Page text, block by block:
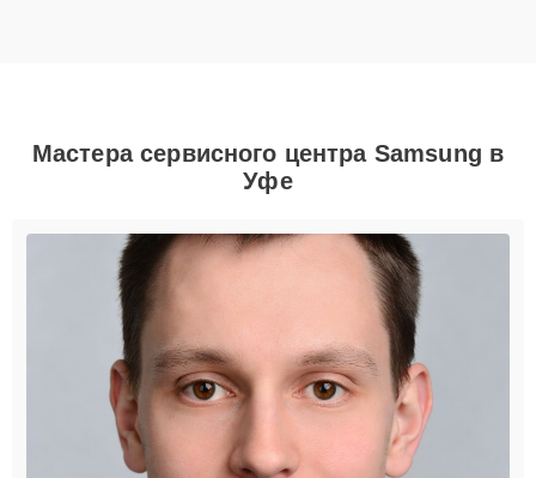
Мастера сервисного центра Samsung в
Уфе